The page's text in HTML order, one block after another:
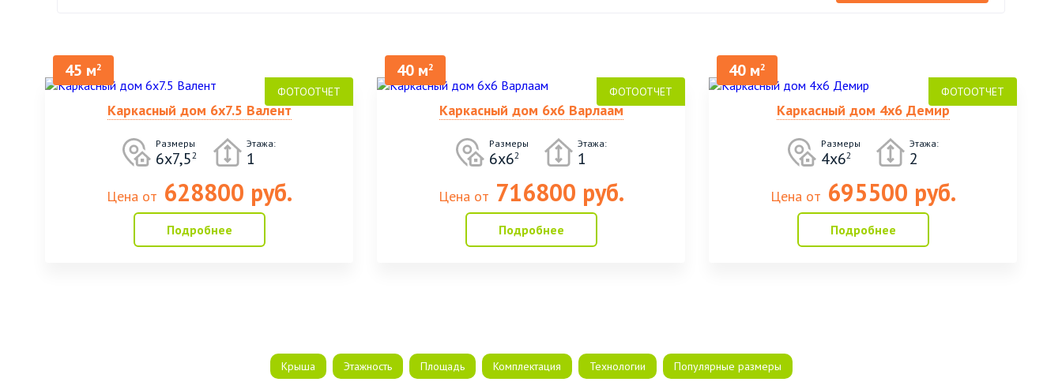
45 м2
Каркасный дом 6х7.5 Валент
Размеры
6х7,52
Этажа:
1
Цена от 628800 руб.
Подробнее
40 м2
Каркасный дом 6х6 Варлаам
Размеры
6х62
Этажа:
1
Цена от 716800 руб.
Подробнее
40 м2
Каркасный дом 4х6 Демир
Размеры
4х62
Этажа:
2
Цена от 695500 руб.
Подробнее
Крыша Этажность Площадь Комплектация Технологии Популярные размеры